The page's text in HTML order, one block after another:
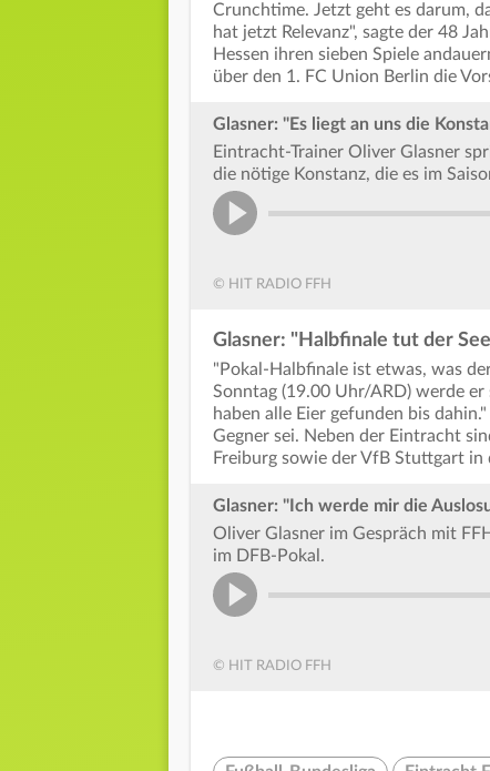
Crunchtime. Jetzt geht es darum,
hat jetzt Relevanz", sagte der 48
Hessen ihren sieben Spiele
über den 1. FC Union Berlin die
Glasner: "Es liegt an uns die
Eintracht-Trainer Oliver Glasner
die nötige Konstanz, die es im
© HIT RADIO FFH
Glasner: "Halbfinale tut der
"Pokal-Halbfinale ist etwas, was
Sonntag (19.00 Uhr/ARD) werde
haben alle Eier gefunden bis
Gegner sei. Neben der Eintracht
Freiburg sowie der VfB Stuttgart in
Glasner: "Ich werde mir die
Oliver Glasner im Gespräch mit
im DFB-Pokal.
© HIT RADIO FFH